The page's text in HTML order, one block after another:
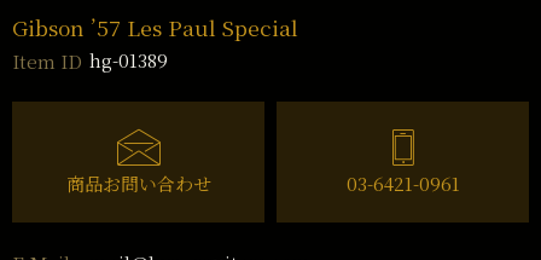
Gibson ’57 Les Paul Special
Item ID hg-01389
商品お問い合わせ 03-6421-0961